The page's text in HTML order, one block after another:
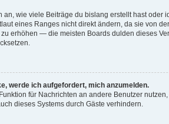
wie viele Beiträge du bislang erstellt hast oder
eines Ranges nicht direkt ändern, da sie von
erhöhen — die meisten Boards dulden dieses
werde ich aufgefordert, mich anzumelden.
für Nachrichten an andere Benutzer
dieses Systems durch Gäste verhindern.